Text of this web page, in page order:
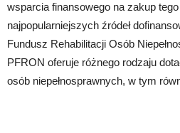
wsparcia finansowego na zakup
najpopularniejszych źródeł
Fundusz Rehabilitacji Osób
PFRON oferuje różnego rodzaju
osób niepełnosprawnych, w tym